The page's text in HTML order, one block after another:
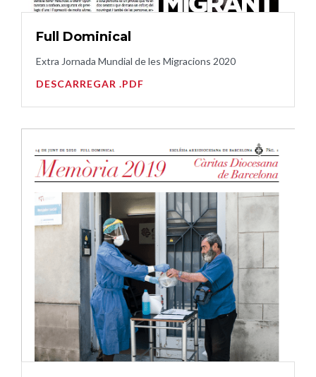
Full Dominical
Extra Jornada Mundial de les Migracions 2020
DESCARREGAR .PDF